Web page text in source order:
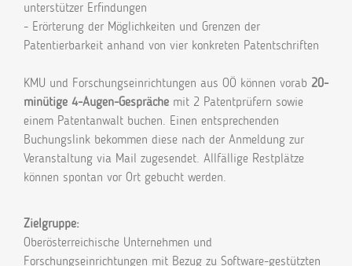
unterstützer Erfindungen
- Erörterung der Möglichkeiten und Grenzen der
Patentierbarkeit anhand von vier konkreten Patentschriften
KMU und Forschungseinrichtungen aus OÖ können vorab 20-
minütige 4-Augen-Gespräche mit 2 Patentprüfern sowie
einem Patentanwalt buchen. Einen entsprechenden
Buchungslink bekommen diese nach der Anmeldung zur
Veranstaltung via Mail zugesendet. Allfällige Restplätze
können spontan vor Ort gebucht werden.
Zielgruppe:
Oberösterreichische Unternehmen und
Forschungseinrichtungen mit Bezug zu Software-gestützten